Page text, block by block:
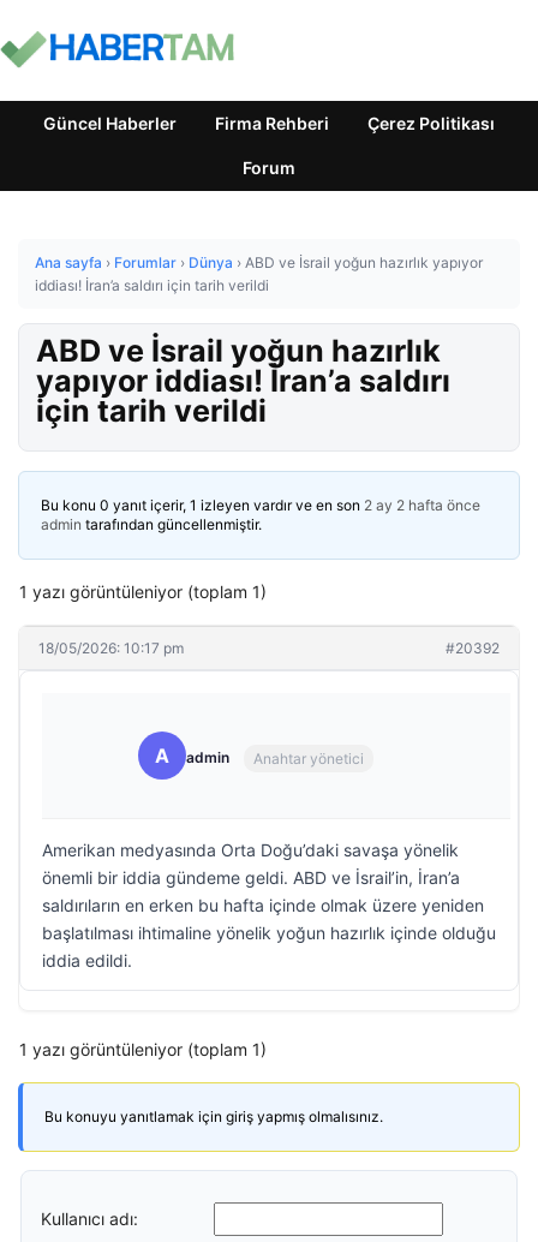
Güncel Haberler Firma Rehberi Çerez Politikası
Forum
Ana sayfa › Forumlar › Dünya › ABD ve İsrail yoğun hazırlık yapıyor
iddiası! İran’a saldırı için tarih verildi
ABD ve İsrail yoğun hazırlık
yapıyor iddiası! İran’a saldırı
için tarih verildi
Bu konu 0 yanıt içerir, 1 izleyen vardır ve en son 2 ay 2 hafta önce
admin tarafından güncellenmiştir.
1 yazı görüntüleniyor (toplam 1)
18/05/2026: 10:17 pm #20392
A admin Anahtar yönetici
Amerikan medyasında Orta Doğu’daki savaşa yönelik
önemli bir iddia gündeme geldi. ABD ve İsrail’in, İran’a
saldırıların en erken bu hafta içinde olmak üzere yeniden
başlatılması ihtimaline yönelik yoğun hazırlık içinde olduğu
iddia edildi.
1 yazı görüntüleniyor (toplam 1)
Bu konuyu yanıtlamak için giriş yapmış olmalısınız.
Kullanıcı adı: